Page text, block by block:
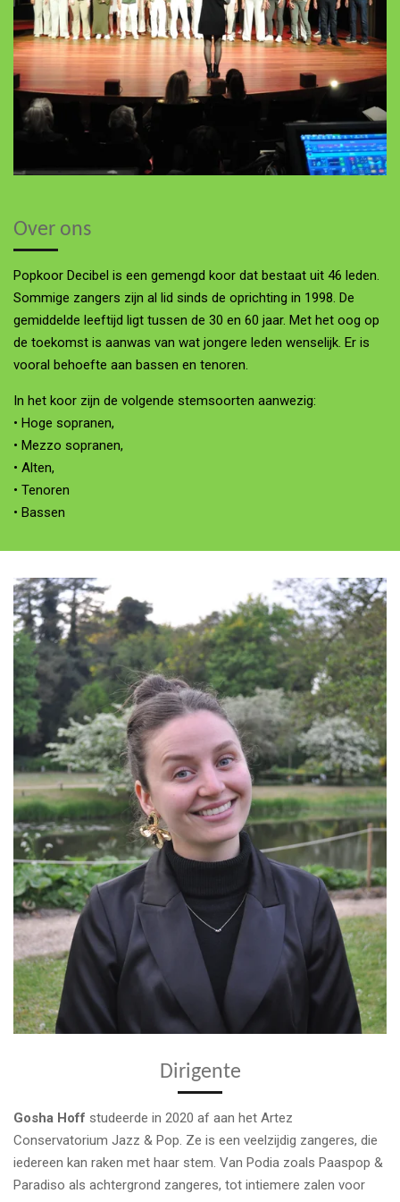
Over ons
Popkoor Decibel is een gemengd koor dat bestaat uit 46 leden.
Sommige zangers zijn al lid sinds de oprichting in 1998. De
gemiddelde leeftijd ligt tussen de 30 en 60 jaar. Met het oog op
de toekomst is aanwas van wat jongere leden wenselijk. Er is
vooral behoefte aan bassen en tenoren.
In het koor zijn de volgende stemsoorten aanwezig:
• Hoge sopranen,
• Mezzo sopranen,
• Alten,
• Tenoren
• Bassen
Dirigente
Gosha Hoff studeerde in 2020 af aan het Artez
Conservatorium Jazz & Pop. Ze is een veelzijdig zangeres, die
iedereen kan raken met haar stem. Van Podia zoals Paaspop &
Paradiso als achtergrond zangeres, tot intiemere zalen voor